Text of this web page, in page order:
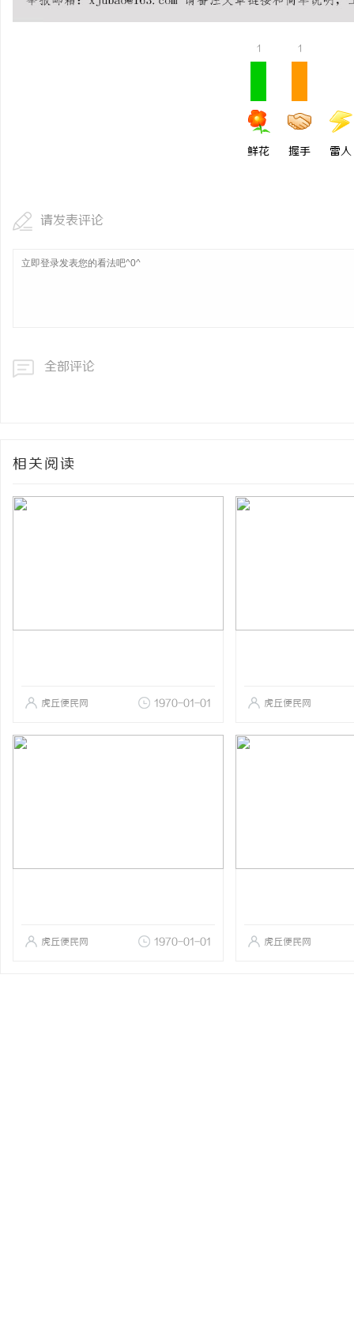
1
鲜花
1
握手 雷人
请发表评论
全部评论
相关阅读
虎丘便民网 1970-01-01 虎丘便民网
虎丘便民网 1970-01-01 虎丘便民网